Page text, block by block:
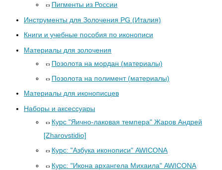
Пигменты из России
Инструменты для Золочения PG (Италия)
Книги и учебные пособия по иконописи
Материалы для золочения
Позолота на мордан (материалы)
Позолота на полимент (материалы)
Материалы для иконописцев
Наборы и аксессуары
Курс "Яично-лаковая темпера" Жаров Андрей
[Zharovstidio]
Курс: "Азбука иконописи" AWICONA
Курс: "Икона архангела Михаила" AWICONA